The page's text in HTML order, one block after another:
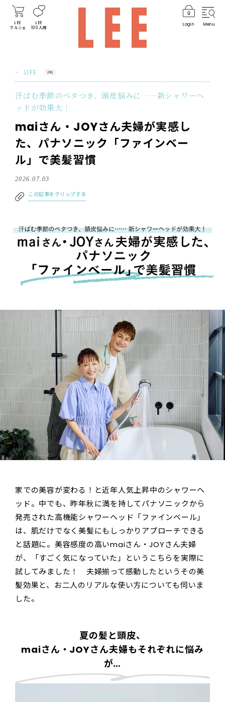
LEE
マルシェ
LEE
100人隊
Login Menu
LIFE PR
汗ばむ季節のベタつき、頭皮悩みに……新シャワーヘ
ッドが効果大！
maiさん・JOYさん夫婦が実感し
た、パナソニック「ファインベー
ル」で美髪習慣
2026.07.03
この記事をクリップする
家での美容が変わる！と近年人気上昇中のシャワーヘ
ッド。中でも、昨年秋に満を持してパナソニックから
発売された高機能シャワーヘッド「ファインベール」
は、肌だけでなく美髪にもしっかりアプローチできる
と話題に。美容感度の高いmaiさん・JOYさん夫婦
が、「すごく気になっていた」というこちらを実際に
試してみました！ 夫婦揃って感動したというその美
髪効果と、お二人のリアルな使い方についても伺いま
した。
夏の髪と頭皮、
maiさん・JOYさん夫婦もそれぞれに悩み
が…